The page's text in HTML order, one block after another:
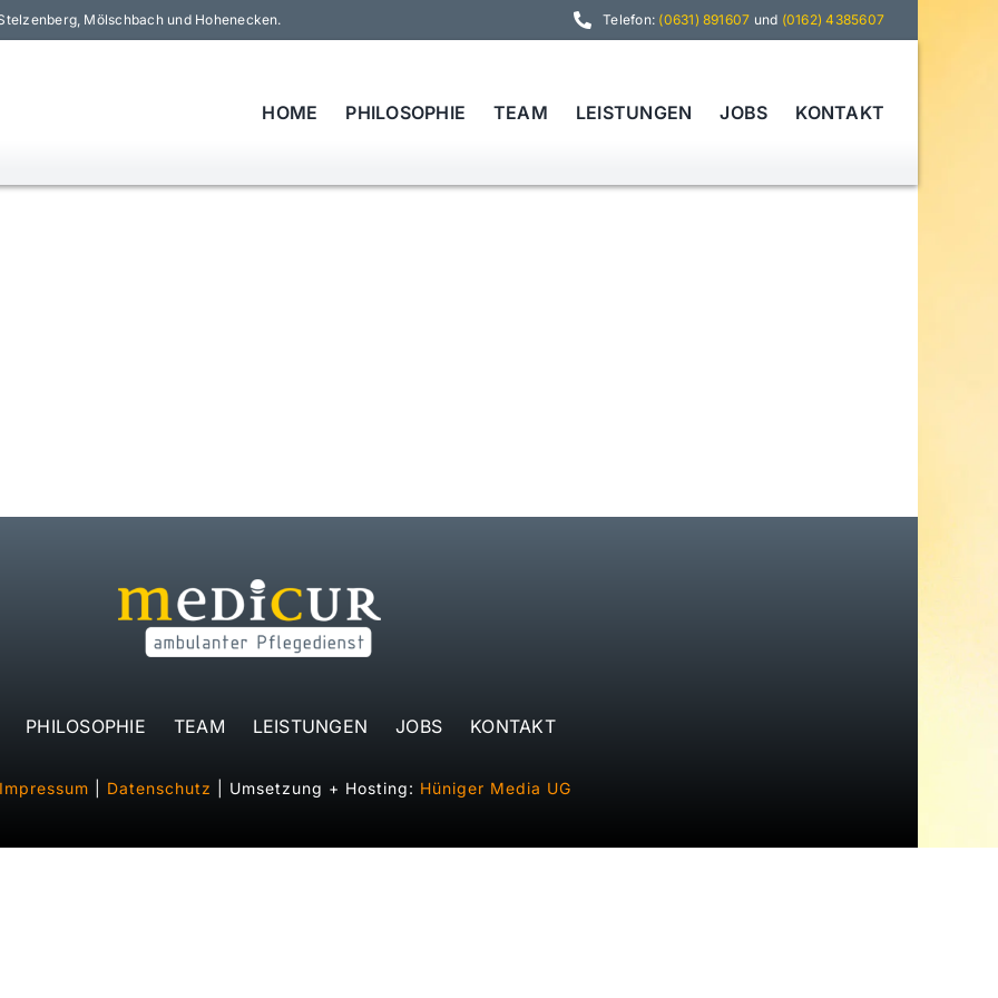
Mölschbach und Hohenecken. Telefon: (0631) 891607 und (0162) 4385607
HOME PHILOSOPHIE TEAM LEISTUNGEN JOBS KONTAKT
PHILOSOPHIE TEAM LEISTUNGEN JOBS KONTAKT
Impressum Datenschutz | Umsetzung + Hosting: Hüniger Media UG